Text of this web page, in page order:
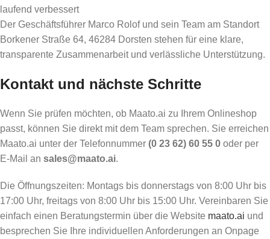
laufend verbessert
Der Geschäftsführer Marco Rolof und sein Team am Standort
Borkener Straße 64, 46284 Dorsten stehen für eine klare,
transparente Zusammenarbeit und verlässliche Unterstützung.
Kontakt und nächste Schritte
Wenn Sie prüfen möchten, ob Maato.ai zu Ihrem Onlineshop
passt, können Sie direkt mit dem Team sprechen. Sie erreichen
Maato.ai unter der Telefonnummer (0 23 62) 60 55 0 oder per
E-Mail an sales@maato.ai.
Die Öffnungszeiten: Montags bis donnerstags von 8:00 Uhr bis
17:00 Uhr, freitags von 8:00 Uhr bis 15:00 Uhr. Vereinbaren Sie
einfach einen Beratungstermin über die Website maato.ai und
besprechen Sie Ihre individuellen Anforderungen an Onpage